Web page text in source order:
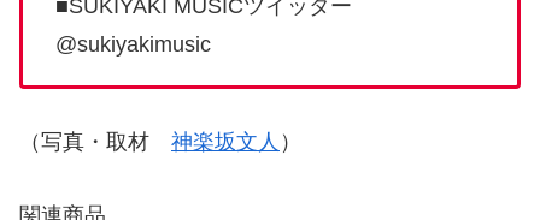
■SUKIYAKI MUSICツイッター
@sukiyakimusic
（写真・取材 神楽坂文人 ）